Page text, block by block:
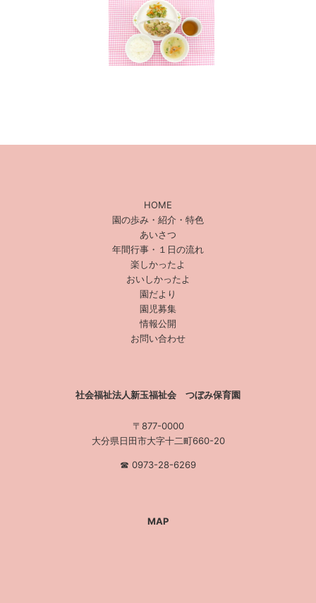
HOME
園の歩み・紹介・特色
あいさつ
年間行事・１日の流れ
楽しかったよ
おいしかったよ
園だより
園児募集
情報公開
お問い合わせ
社会福祉法人新玉福祉会 つぼみ保育園
〒877-0000
大分県日田市大字十二町660-20
☎︎ 0973-28-6269
MAP